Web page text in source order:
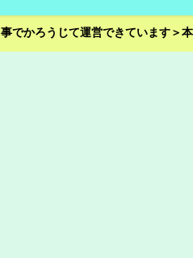
かろうじて運営できています＞